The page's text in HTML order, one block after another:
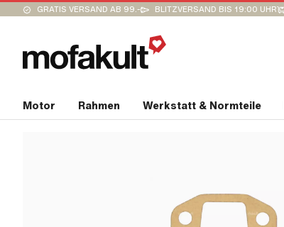
GRATIS VERSAND AB 99.- BLITZVERSAND BIS 19:00 UHR
Motor Rahmen Werkstatt & Normteile